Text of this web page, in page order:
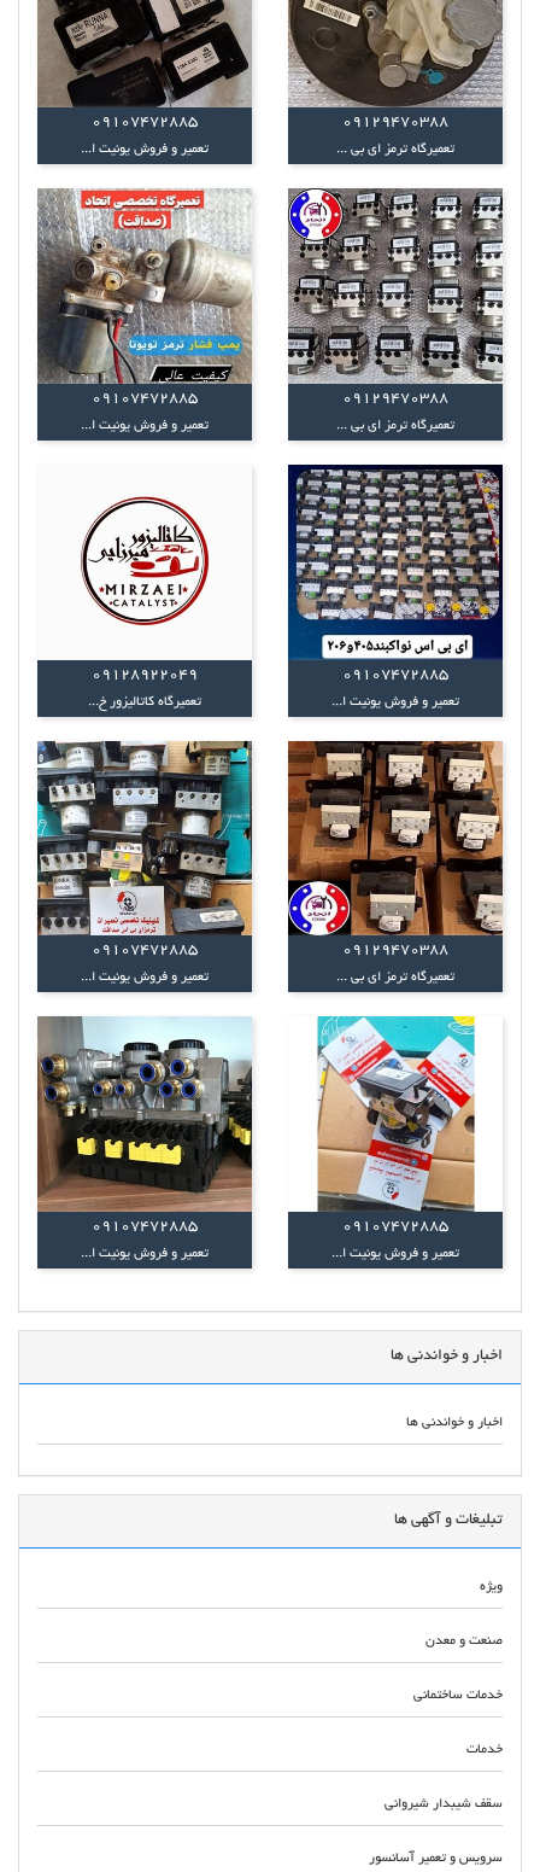
09129470388
تعمیرگاه ترمز ای بی ...
09107472885
تعمیر و فروش یونیت ا...
09129470388
تعمیرگاه ترمز ای بی ...
09107472885
تعمیر و فروش یونیت ا...
09107472885
تعمیر و فروش یونیت ا...
09128922049
تعمیرگاه کاتالیزور خ...
09129470388
تعمیرگاه ترمز ای بی ...
09107472885
تعمیر و فروش یونیت ا...
09107472885
تعمیر و فروش یونیت ا...
09107472885
تعمیر و فروش یونیت ا...
اخبار و خواندنی ها
اخبار و خواندنی ها
تبلیغات و آگهی ها
ویژه
صنعت و معدن
خدمات ساختمانی
خدمات
سقف شیبدار شیروانی
سرویس و تعمیر آسانسور